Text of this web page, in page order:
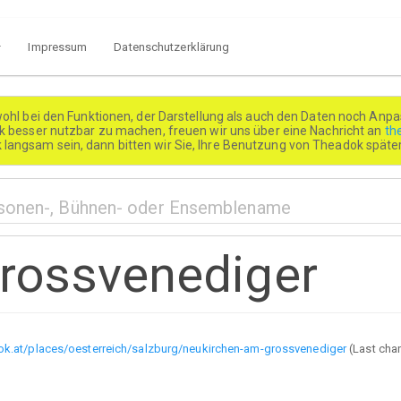
Impressum Datenschutzerklärung
bei den Funktionen, der Darstellung als auch den Daten noch
besser nutzbar zu machen, freuen wir uns über eine Nachricht an
sein, dann bitten wir Sie, Ihre Benutzung von Theadok
places/oesterreich/salzburg/neukirchen-am-grossvenediger(Last